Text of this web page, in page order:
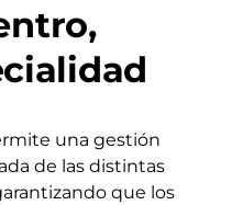
una gestión
de las distintas
que los